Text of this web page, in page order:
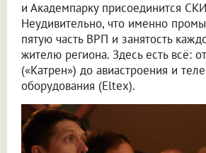
и Академпарку присоединится
Неудивительно, что именно
пятую часть ВРП и занятость
жителю региона. Здесь есть всё:
(«Катрен») до авиастроения и
оборудования (Eltex).